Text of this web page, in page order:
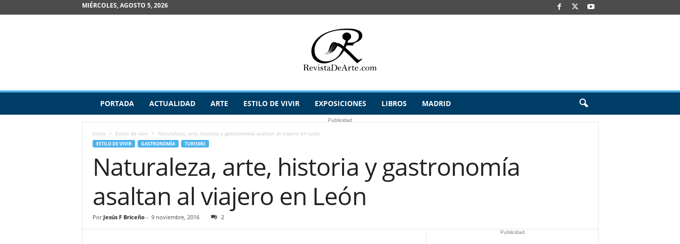
MIÉRCOLES, AGOSTO 5, 2026
v
PORTADA ACTUALIDAD ARTE ESTILO DE VIVIR EXPOSICIONES LIBROS MADRID
Publicidad
Inicio Estilo de vivir Naturaleza, arte, historia y gastronomía asaltan al viajero en León
ESTILO DE VIVIR GASTRONOMÍA TURISMO
Naturaleza, arte, historia y gastronomía
asaltan al viajero en León
Por Jesús F Briceño- 9 noviembre, 2016 2
Publicidad